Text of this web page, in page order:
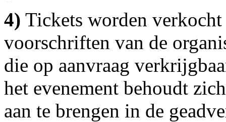
4) Tickets worden
voorschriften van de
die op aanvraag
het evenement behoudt
aan te brengen in de